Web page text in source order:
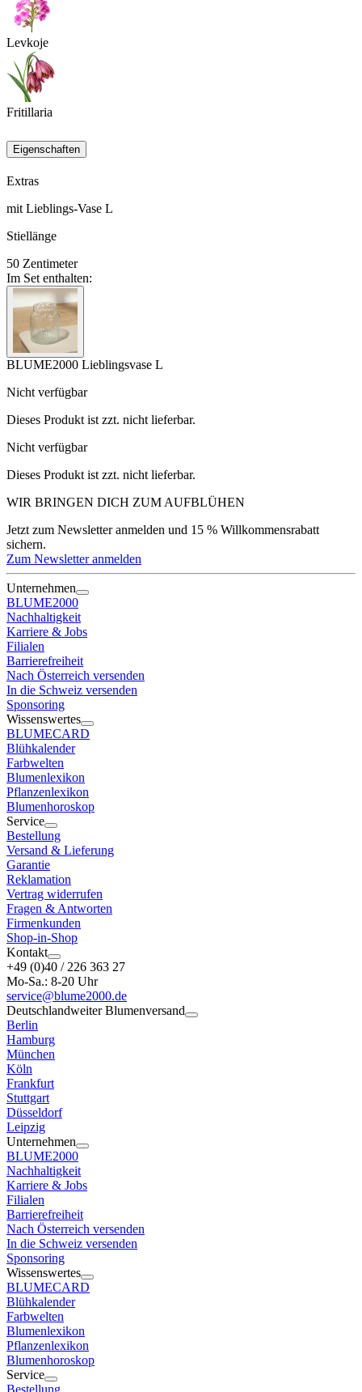
Levkoje
Fritillaria
Eigenschaften
Extras
mit Lieblings-Vase L
Stiellänge
50 Zentimeter
Im Set enthalten:
BLUME2000 Lieblingsvase L
Nicht verfügbar
Dieses Produkt ist zzt. nicht lieferbar.
Nicht verfügbar
Dieses Produkt ist zzt. nicht lieferbar.
WIR BRINGEN DICH ZUM AUFBLÜHEN
Jetzt zum Newsletter anmelden und 15 % Willkommensrabatt
sichern.
Zum Newsletter anmelden
Unternehmen
BLUME2000
Nachhaltigkeit
Karriere & Jobs
Filialen
Barrierefreiheit
Nach Österreich versenden
In die Schweiz versenden
Sponsoring
Wissenswertes
BLUMECARD
Blühkalender
Farbwelten
Blumenlexikon
Pflanzenlexikon
Blumenhoroskop
Service
Bestellung
Versand & Lieferung
Garantie
Reklamation
Vertrag widerrufen
Fragen & Antworten
Firmenkunden
Shop-in-Shop
Kontakt
+49 (0)40 / 226 363 27
Mo-Sa.: 8-20 Uhr
service@blume2000.de
Deutschlandweiter Blumenversand
Berlin
Hamburg
München
Köln
Frankfurt
Stuttgart
Düsseldorf
Leipzig
Unternehmen
BLUME2000
Nachhaltigkeit
Karriere & Jobs
Filialen
Barrierefreiheit
Nach Österreich versenden
In die Schweiz versenden
Sponsoring
Wissenswertes
BLUMECARD
Blühkalender
Farbwelten
Blumenlexikon
Pflanzenlexikon
Blumenhoroskop
Service